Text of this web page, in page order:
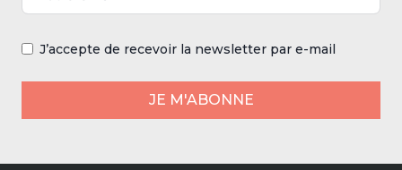
J’accepte de recevoir la newsletter par e-mail
JE M'ABONNE